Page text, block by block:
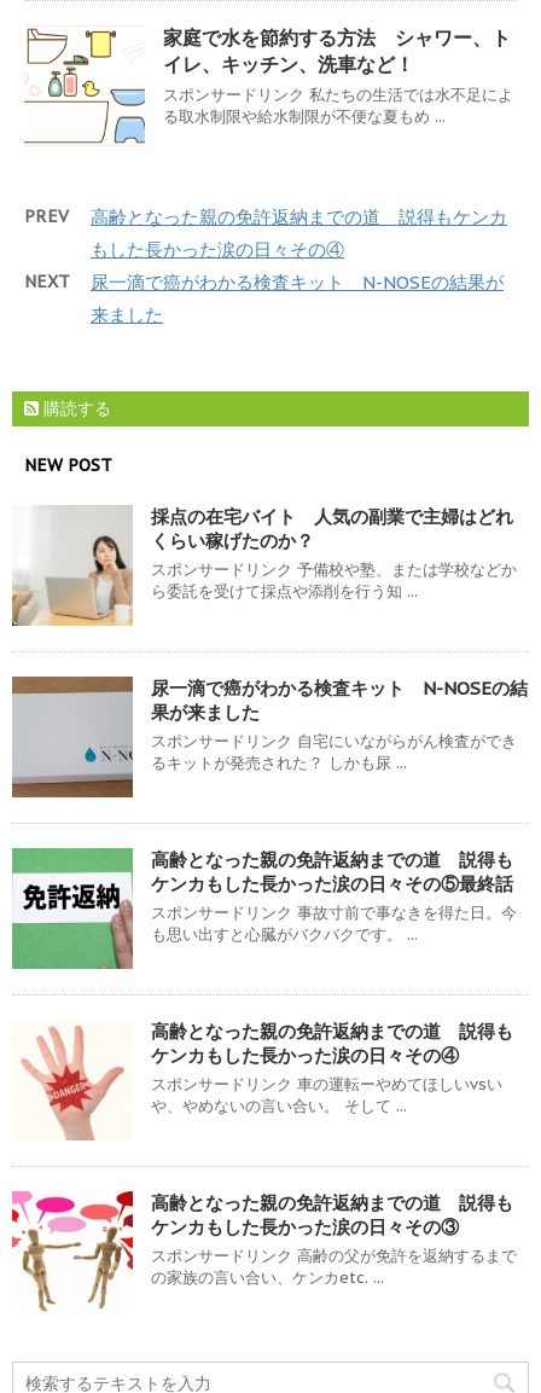
家庭で水を節約する方法 シャワー、ト
イレ、キッチン、洗車など！
スポンサードリンク 私たちの生活では水不足によ
る取水制限や給水制限が不便な夏もめ ...
PREV
高齢となった親の免許返納までの道 説得もケンカ
もした長かった涙の日々その④
NEXT
尿一滴で癌がわかる検査キット N-NOSEの結果が
来ました
購読する
NEW POST
採点の在宅バイト 人気の副業で主婦はどれ
くらい稼げたのか？
スポンサードリンク 予備校や塾、または学校などか
ら委託を受けて採点や添削を行う知 ...
尿一滴で癌がわかる検査キット N-NOSEの結
果が来ました
スポンサードリンク 自宅にいながらがん検査ができ
るキットが発売された？ しかも尿 ...
高齢となった親の免許返納までの道 説得も
ケンカもした長かった涙の日々その⑤最終話
スポンサードリンク 事故寸前で事なきを得た日。今
も思い出すと心臓がバクバクです。 ...
高齢となった親の免許返納までの道 説得も
ケンカもした長かった涙の日々その④
スポンサードリンク 車の運転ーやめてほしいvsい
や、やめないの言い合い。 そして ...
高齢となった親の免許返納までの道 説得も
ケンカもした長かった涙の日々その③
スポンサードリンク 高齢の父が免許を返納するまで
の家族の言い合い、ケンカetc. ...